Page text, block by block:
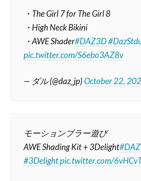
・The Girl 7 for The Girl 8
・High Neck Bikini
・AWE Shader#DAZ3D
pic.twitter.com/S6ebo3AZ8v
— ダル (@daz_jp)October 22,
モーションブラー遊び
AWE Shading Kit + 3Delight
#3Delightpic.twitter.com/